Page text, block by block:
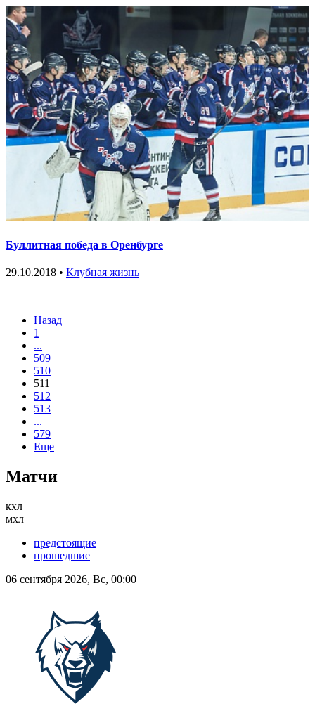
Буллитная победа в Оренбурге
29.10.2018 • Клубная жизнь
Назад
1
...
509
510
511
512
513
...
579
Еще
Матчи
кхл
мхл
предстоящие
прошедшие
06 сентября 2026, Вс, 00:00